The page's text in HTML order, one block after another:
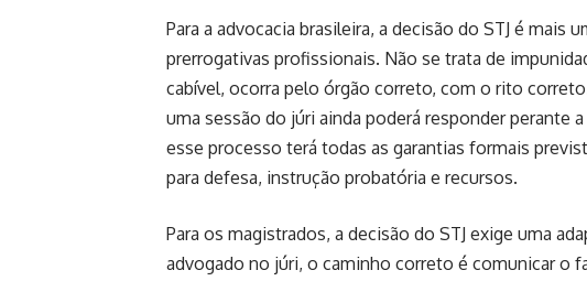
Para a advocacia brasileira, a decisão do STJ é mais
prerrogativas profissionais. Não se trata de
cabível, ocorra pelo órgão correto, com o rito
uma sessão do júri ainda poderá responder perante
esse processo terá todas as garantias formais
para defesa, instrução probatória e recursos.
Para os magistrados, a decisão do STJ exige uma
advogado no júri, o caminho correto é comunicar o